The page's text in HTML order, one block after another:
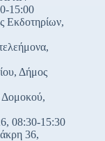
15:00
Εκδοτηρίων,
Δήμος
Δομοκού,
08:30-15:30
36,